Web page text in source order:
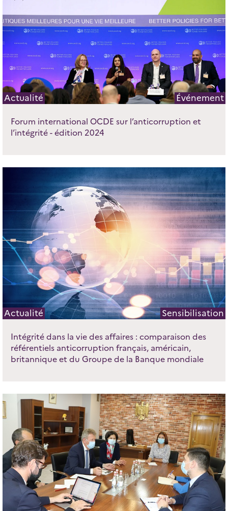
Actualité Événement
Forum international OCDE sur l’anticorruption et
l’intégrité - édition 2024
Actualité Sensibilisation
Intégrité dans la vie des affaires : comparaison des
référentiels anticorruption français, américain,
britannique et du Groupe de la Banque mondiale